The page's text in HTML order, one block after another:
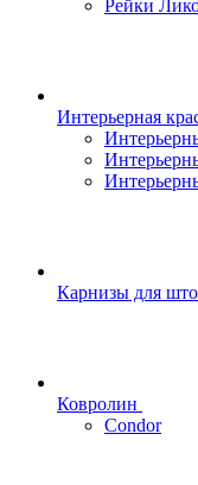
Рейки
Интерьерная
Карнизы для
Ковролин
Condor